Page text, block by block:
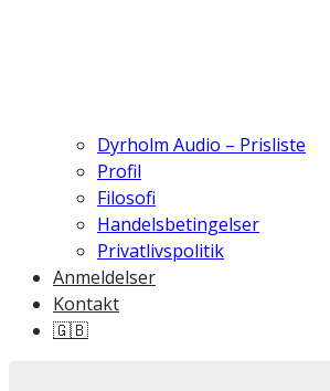
Dyrholm Audio – Prisliste
Profil
Filosofi
Handelsbetingelser
Privatlivspolitik
Anmeldelser
Kontakt
🇬🇧